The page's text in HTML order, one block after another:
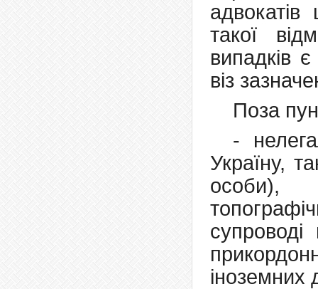
такої
випадків
віз
Поза
-
Україну,
особи),
іноземних